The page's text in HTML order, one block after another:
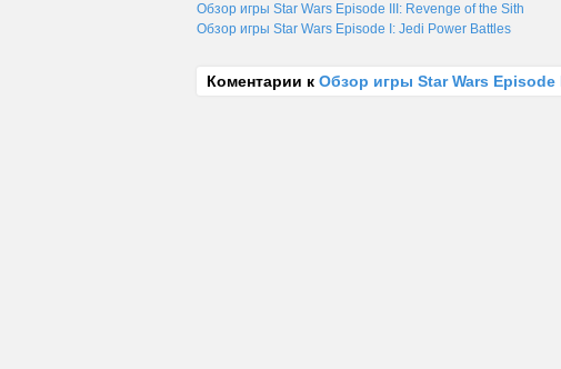
Обзор игры Star Wars Episode III: Revenge of the Sith
Обзор игры Star Wars Episode I: Jedi Power Battles
Коментарии к Обзор игры Star Wars